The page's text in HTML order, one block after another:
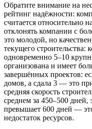
Обратите внимание на
рейтинг надёжности:
считается относительно
отклонять компании с
это молодой, но
текущего строительства:
одновременно 5–10
организована и имеет
завершённых проектов:
домов, а сдала 3 — это
средняя скорость
среднем за 450–500 дней,
превышает 600 дней —
недостаток ресурсов.